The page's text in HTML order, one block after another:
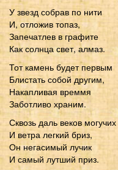
У звезд собрав по нити
И, отложив топаз,
Запечатлев в графите
Как солнца свет, алмаз.
Тот камень будет первым
Блистать собой другим,
Накапливая времмя
Заботливо храним.
Сквозь даль веков могучих
И ветра легкий бриз,
Он негасимый лучик
И самый лутший приз.